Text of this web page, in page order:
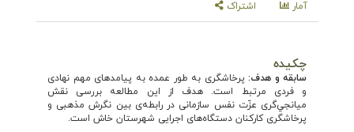
آمار اشتراک
چکیده
سابقه و هدف: پرخاشگری به‌ طور عمده به پیامدهای مهم نهادی
و فردی مرتبط است. هدف از اين مطالعه بررسی نقش
ميانجي‌گری عزّت نفس سازمانی در رابطه‌ی بین نگرش مذهبی و
پرخاشگری کارکنان دستگاه‌های اجرایی شهرستان خاش است.